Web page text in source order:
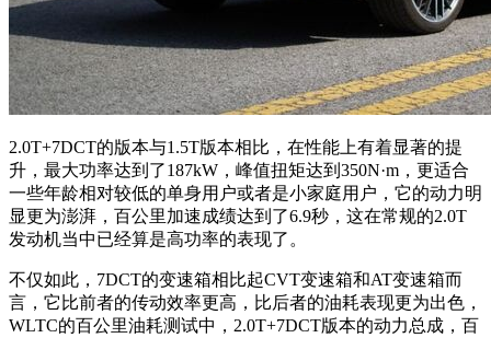
2.0T+7DCT的版本与1.5T版本相比，在性能上有着显著的提
升，最大功率达到了187kW，峰值扭矩达到350N·m，更适合
一些年龄相对较低的单身用户或者是小家庭用户，它的动力明
显更为澎湃，百公里加速成绩达到了6.9秒，这在常规的2.0T
发动机当中已经算是高功率的表现了。
不仅如此，7DCT的变速箱相比起CVT变速箱和AT变速箱而
言，它比前者的传动效率更高，比后者的油耗表现更为出色，
WLTC的百公里油耗测试中，2.0T+7DCT版本的动力总成，百